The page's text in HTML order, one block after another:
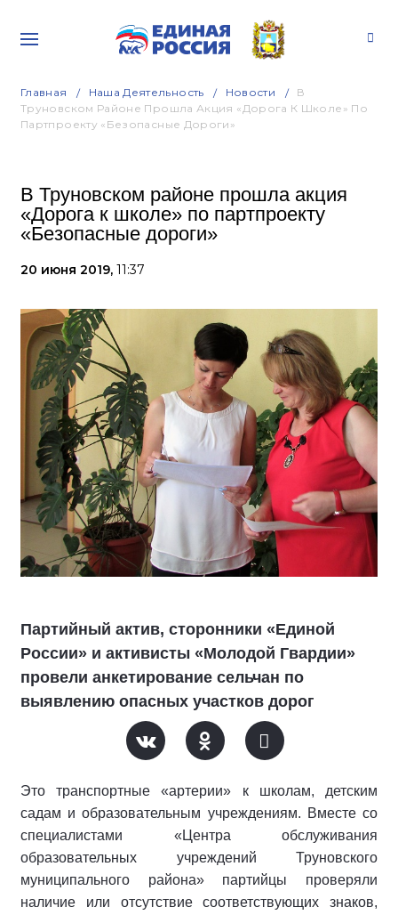
Главная Наша Деятельность Новости
В
Труновском Районе Прошла Акция «Дорога К Школе» По
Партпроекту «Безопасные Дороги»
В Труновском районе прошла акция
«Дорога к школе» по партпроекту
«Безопасные дороги»
20 июня 2019, 11:37
Партийный актив, сторонники «Единой
России» и активисты «Молодой Гвардии»
провели анкетирование сельчан по
выявлению опасных участков дорог
Это транспортные «артерии» к школам, детским
садам и образовательным учреждениям. Вместе со
специалистами «Центра обслуживания
образовательных учреждений Труновского
муниципального района» партийцы проверяли
наличие или отсутствие соответствующих знаков,